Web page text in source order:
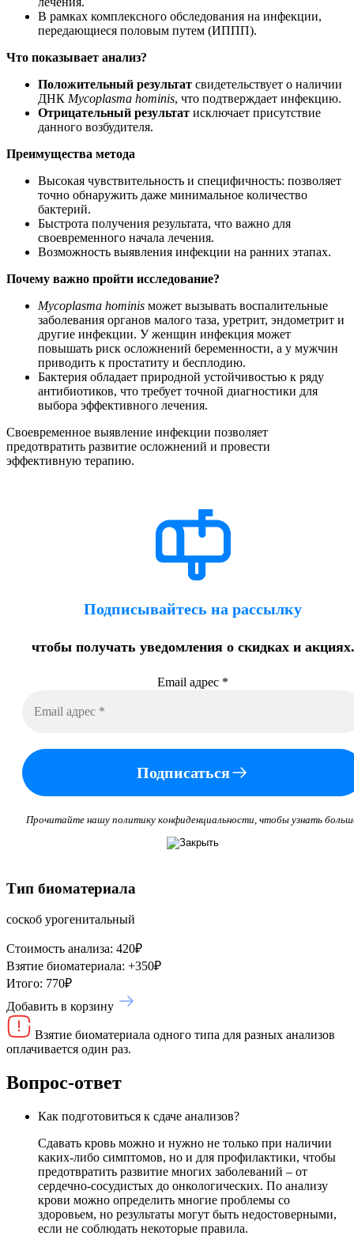
В рамках комплексного обследования на инфекции,
передающиеся половым путем (ИППП).
Что показывает анализ?
Положительный результат свидетельствует о наличии
ДНК Mycoplasma hominis, что подтверждает инфекцию.
Отрицательный результат исключает присутствие
данного возбудителя.
Преимущества метода
Высокая чувствительность и специфичность: позволяет
точно обнаружить даже минимальное количество
бактерий.
Быстрота получения результата, что важно для
своевременного начала лечения.
Возможность выявления инфекции на ранних этапах.
Почему важно пройти исследование?
Mycoplasma hominis может вызывать воспалительные
заболевания органов малого таза, уретрит, эндометрит и
другие инфекции. У женщин инфекция может
повышать риск осложнений беременности, а у мужчин
приводить к простатиту и бесплодию.
Бактерия обладает природной устойчивостью к ряду
антибиотиков, что требует точной диагностики для
выбора эффективного лечения.
Своевременное выявление инфекции позволяет
предотвратить развитие осложнений и провести
эффективную терапию.
Подписывайтесь на рассылку
чтобы получать уведомления о скидках и акциях.
Email адрес *
Подписаться
Прочитайте нашу политику конфиденциальности, чтобы узнать
Тип биоматериала
соскоб урогенитальный
Стоимость анализа: 420₽
Взятие биоматериала: +350₽
Итого: 770₽
Добавить в корзину
Взятие биоматериала одного типа для разных анализов
оплачивается один раз.
Вопрос-ответ
Как подготовиться к сдаче анализов?
Сдавать кровь можно и нужно не только при наличии
каких-либо симптомов, но и для профилактики, чтобы
предотвратить развитие многих заболеваний – от
сердечно-сосудистых до онкологических. По анализу
крови можно определить многие проблемы со
здоровьем, но результаты могут быть недостоверными,
если не соблюдать некоторые правила.